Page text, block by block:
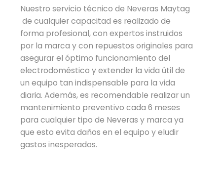
Nuestro servicio técnico de Neveras Maytag
de cualquier capacitad es realizado de
forma profesional, con expertos instruidos
por la marca y con repuestos originales para
asegurar el óptimo funcionamiento del
electrodoméstico y extender la vida útil de
un equipo tan indispensable para la vida
diaria. Además, es recomendable realizar un
mantenimiento preventivo cada 6 meses
para cualquier tipo de Neveras y marca ya
que esto evita daños en el equipo y eludir
gastos inesperados.